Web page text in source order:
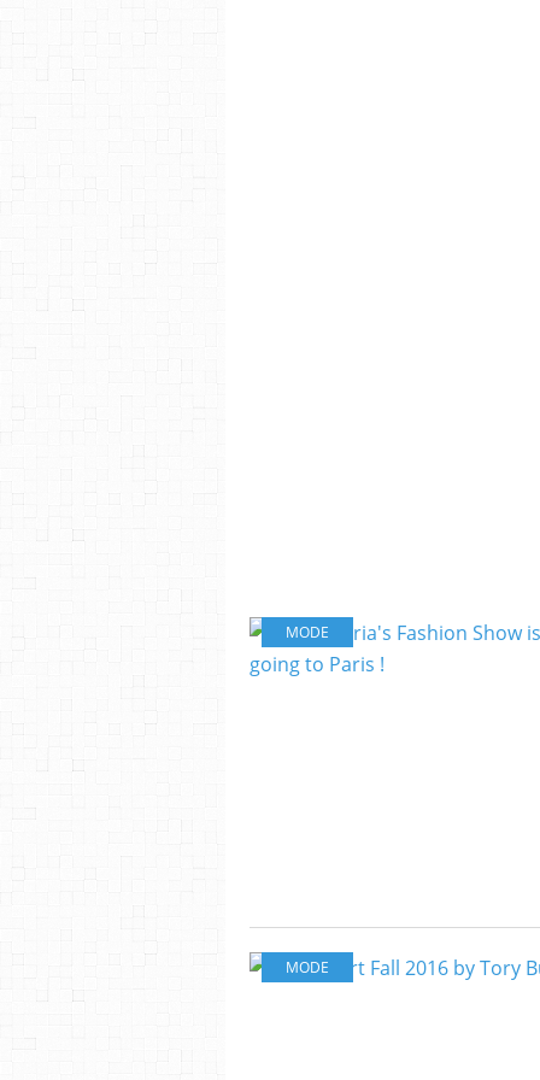
MODE
MODE